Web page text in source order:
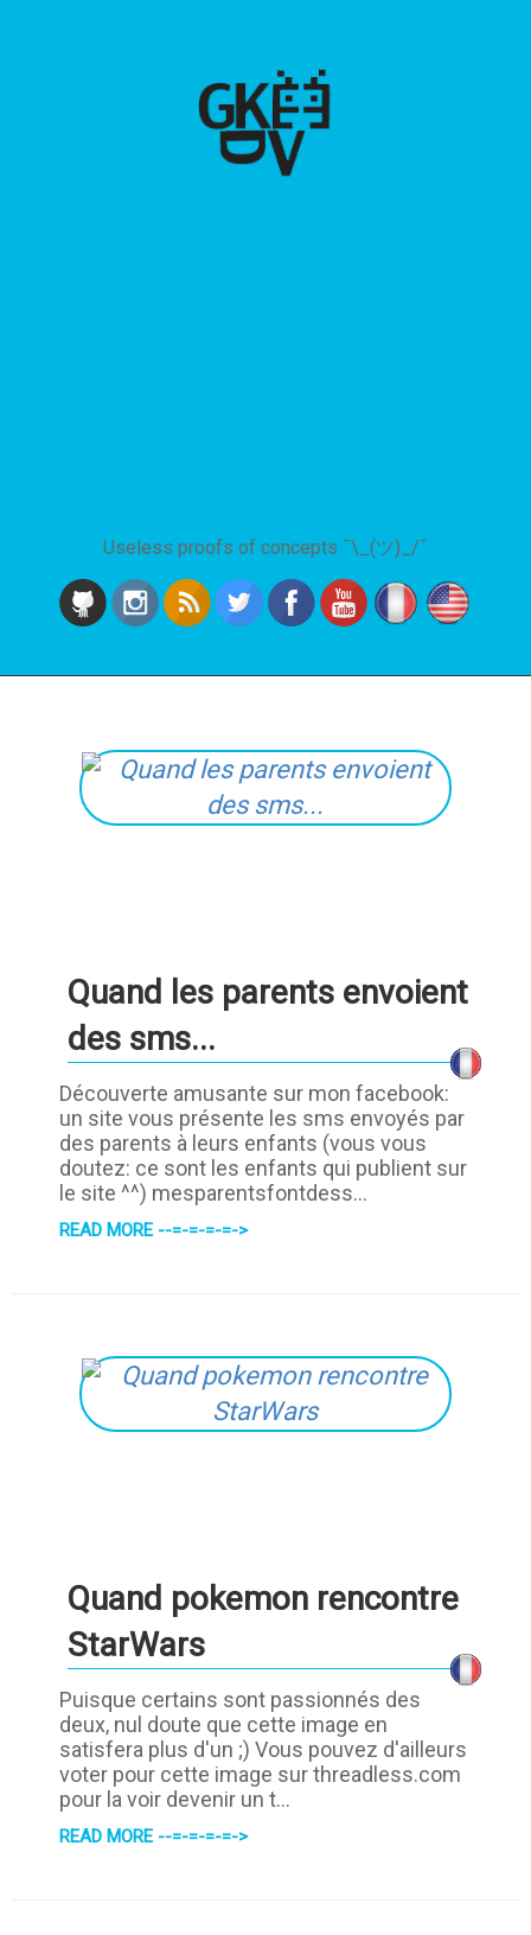
Useless proofs of concepts ¯\_(ツ)_/¯
Quand les parents envoient
des sms...
Découverte amusante sur mon facebook:
un site vous présente les sms envoyés par
des parents à leurs enfants (vous vous
doutez: ce sont les enfants qui publient sur
le site ^^) mesparentsfontdess...
READ MORE --=-=-=-=->
Quand pokemon rencontre
StarWars
Puisque certains sont passionnés des
deux, nul doute que cette image en
satisfera plus d'un ;) Vous pouvez d'ailleurs
voter pour cette image sur threadless.com
pour la voir devenir un t...
READ MORE --=-=-=-=->